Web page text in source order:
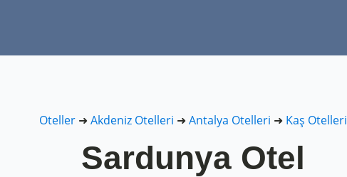
Oteller ➜ Akdeniz Otelleri ➜ Antalya Otelleri ➜ Kaş Otelleri
Sardunya Otel